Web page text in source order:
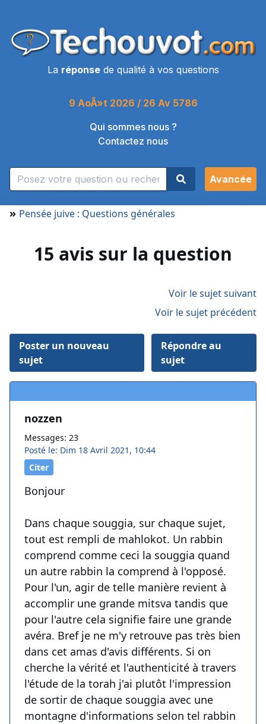
La réponsede qualité à vos questions
9 AoÃ»t 2026 / 26 Av 5786
Qui sommes nous ?
Contactez nous
Avancée
» Pensée juive : Questions générales
15 avis sur la question
Voir le sujet suivant
Voir le sujet précédent
Poster un nouveau
sujet
Répondre au
sujet
nozzen
Messages: 23
Posté le: Dim 18 Avril 2021, 10:44
Citer
Bonjour
Dans chaque souggia, sur chaque sujet,
tout est rempli de mahlokot. Un rabbin
comprend comme ceci la souggia quand
un autre rabbin la comprend à l'opposé.
Pour l'un, agir de telle manière revient à
accomplir une grande mitsva tandis que
pour l'autre cela signifie faire une grande
avéra. Bref je ne m'y retrouve pas très bien
dans cet amas d'avis différents. Si on
cherche la vérité et l'authenticité à travers
l'étude de la torah j'ai plutôt l'impression
de sortir de chaque souggia avec une
montagne d'informations selon tel rabbin